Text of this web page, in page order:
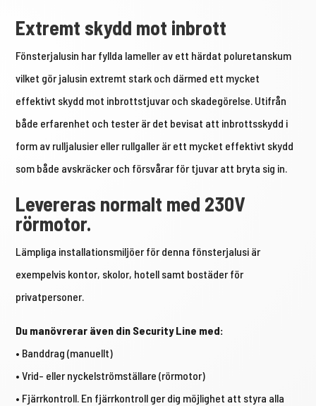
Extremt skydd mot inbrott
Fönsterjalusin har fyllda lameller av ett härdat poluretanskum
vilket gör jalusin extremt stark och därmed ett mycket
effektivt skydd mot inbrottstjuvar och skadegörelse. Utifrån
både erfarenhet och tester är det bevisat att inbrottsskydd i
form av rulljalusier eller rullgaller är ett mycket effektivt skydd
som både avskräcker och försvårar för tjuvar att bryta sig in.
Levereras normalt med 230V
rörmotor.
Lämpliga installationsmiljöer för denna fönsterjalusi är
exempelvis kontor, skolor, hotell samt bostäder för
privatpersoner.
Du manövrerar även din Security Line med:
• Banddrag (manuellt)
• Vrid- eller nyckelströmställare (rörmotor)
• Fjärrkontroll. En fjärrkontroll ger dig möjlighet att styra alla